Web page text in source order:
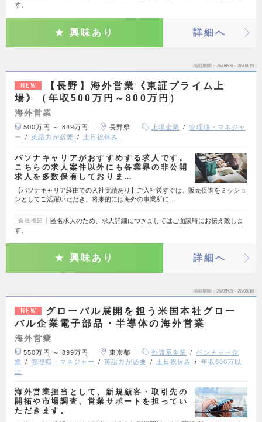
す。
興味あり 詳細へ
掲載期間 26/08/06～26/08/19
NEW
【長野】海外営業《東証プライム上
場》（年収500万円～800万円）
海外営業
500万円 ～ 849万円 長野県 上場企業
管理職・マネジャ
ー
英語力が必要 土日祝休み
パソナキャリアがおすすめする求人です。
こちらの求人案件以外にも各業界の非公開
求人を多数保有しておりま…
【パソナキャリア経由での入社実績あり】ご入社後すぐは、販売促進をミッショ
ンとしてご活躍いただき、将来的には海外の事業所に…
会社概要
匿名求人のため、求人詳細につきましてはご面談時にお伝え致しま
す。
興味あり 詳細へ
掲載期間 26/08/05～26/08/18
NEW
グローバル展開を担う米国本社グロー
バル企業電子部品・半導体の海外営業
海外営業
550万円 ～ 899万円 東京都 外資系企業
ベンチャー企
業
管理職・マネジャー 英語力が必要 土日祝休み
年収600万以
上
海外営業担当として、新規顧客・取引先の
開拓や市場調査、営業サポートを担ってい
ただきます。